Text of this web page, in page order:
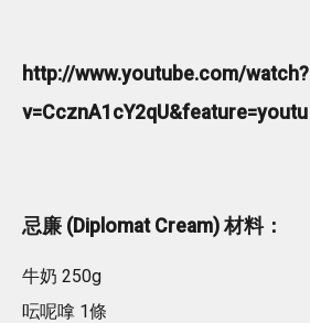
http://www.youtube.com/watch?
v=CcznA1cY2qU&feature=youtu
忌廉 (Diplomat Cream) 材料：
牛奶 250g
呍呢嗱 1條